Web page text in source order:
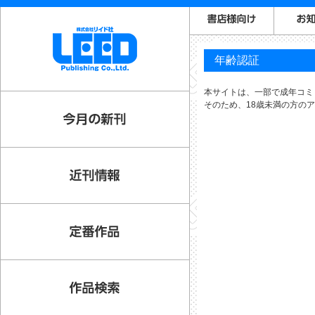
年齢認証
本サイトは、一部で成年コ
そのため、18歳未満の方の